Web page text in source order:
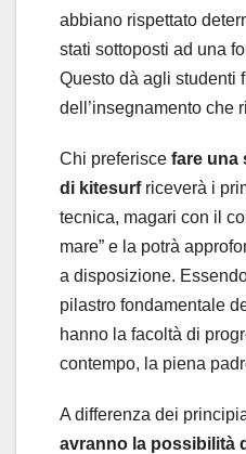
abbiano rispettato
stati sottoposti ad una
Questo dà agli studenti
dell’insegnamento che
Chi preferisce fare una
di kitesurf riceverà i
tecnica, magari con il
mare” e la potrà
a disposizione.
pilastro fondamentale
hanno la facoltà di
contempo, la piena
A differenza dei
avranno la possibilità